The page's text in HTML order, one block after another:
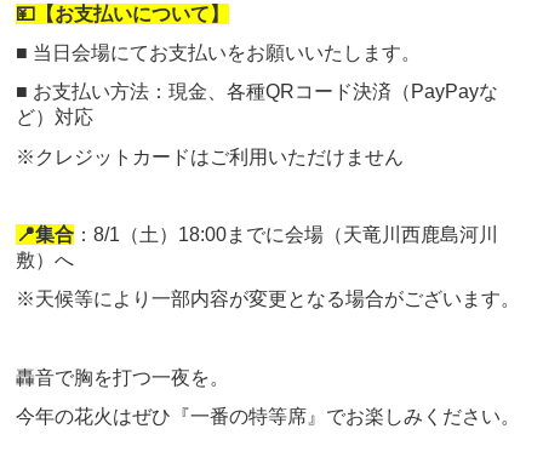
💴【お支払いについて】
■ 当日会場にてお支払いをお願いいたします。
■ お支払い方法：現金、各種QRコード決済（PayPayな
ど）対応
※クレジットカードはご利用いただけません
📍集合 ：8/1（土）18:00までに会場（天竜川西鹿島河川
敷）へ
※天候等により一部内容が変更となる場合がございます。
轟音で胸を打つ一夜を。
今年の花火はぜひ『一番の特等席』でお楽しみください。